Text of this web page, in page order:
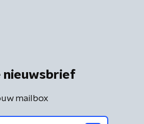
nieuwsbrief
mailbox